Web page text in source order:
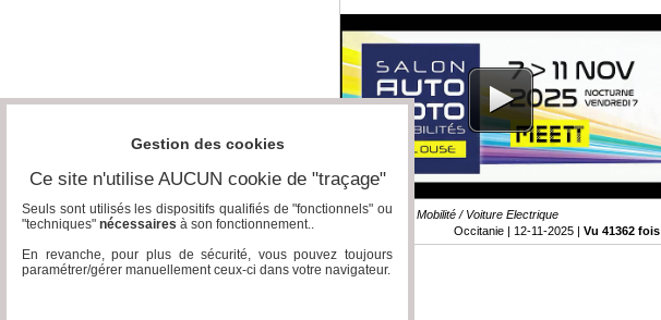
Reportage / Mobilité / Voiture Electrique
Occitanie | 12-11-2025 |Vu 41362 fois
Gestion des cookies
Ce site n'utilise AUCUN cookie de "traçage"
Seuls sont utilisés les dispositifs qualifiés de "fonctionnels" ou
"techniques" nécessaires à son fonctionnement..
En revanche, pour plus de sécurité, vous pouvez toujours
paramétrer/gérer manuellement ceux-ci dans votre navigateur.